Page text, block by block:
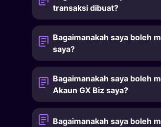
transaksi dibuat?
Bagaimanakah saya boleh
saya?
Bagaimanakah saya boleh
Akaun GX Biz saya?
Bagaimanakah saya boleh